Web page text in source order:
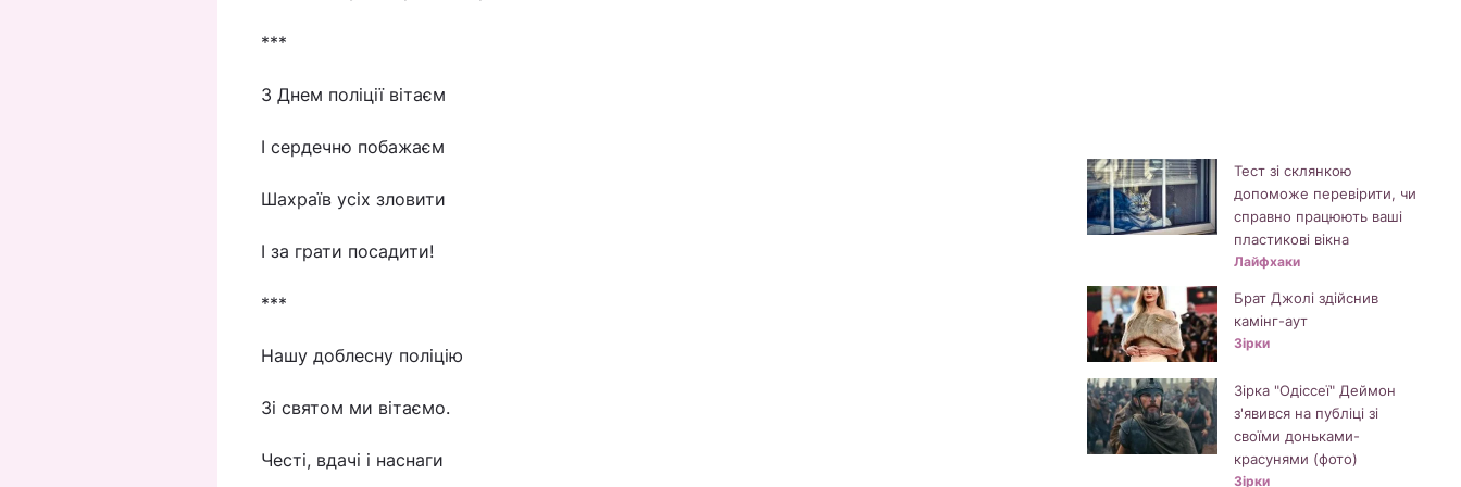
***
З Днем поліції вітаєм
І сердечно побажаєм
Шахраїв усіх зловити
І за грати посадити!
***
Нашу доблесну поліцію
Зі святом ми вітаємо.
Честі, вдачі і наснаги
Тест зі склянкою
допоможе перевірити, чи
справно працюють ваші
пластикові вікна
Лайфхаки
Брат Джолі здійснив
камінг-аут
Зірки
Зірка "Одіссеї" Деймон
з'явився на публіці зі
своїми доньками-
красунями (фото)
Зірки